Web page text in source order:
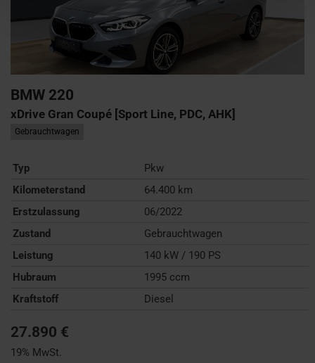
BMW 220
xDrive Gran Coupé [Sport Line, PDC, AHK]
Gebrauchtwagen
Typ
Pkw
Kilometerstand
64.400 km
Erstzulassung
06/2022
Zustand
Gebrauchtwagen
Leistung
140 kW / 190 PS
Hubraum
1995 ccm
Kraftstoff
Diesel
27.890 €
19% MwSt.